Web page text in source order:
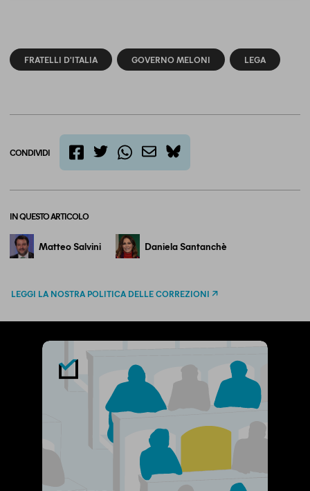
FRATELLI D'ITALIA GOVERNO MELONI LEGA
CONDIVIDI
bluesky
IN QUESTO ARTICOLO
Matteo Salvini Daniela Santanchè
LEGGI LA NOSTRA POLITICA DELLE CORREZIONI